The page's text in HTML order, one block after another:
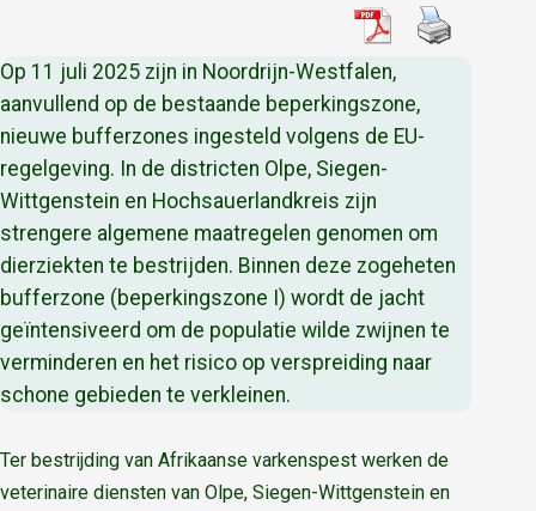
Op 11 juli 2025 zijn in Noordrijn-Westfalen,
aanvullend op de bestaande beperkingszone,
nieuwe bufferzones ingesteld volgens de EU-
regelgeving. In de districten Olpe, Siegen-
Wittgenstein en Hochsauerlandkreis zijn
strengere algemene maatregelen genomen om
dierziekten te bestrijden. Binnen deze zogeheten
bufferzone (beperkingszone I) wordt de jacht
geïntensiveerd om de populatie wilde zwijnen te
verminderen en het risico op verspreiding naar
schone gebieden te verkleinen.
Ter bestrijding van Afrikaanse varkenspest werken de
veterinaire diensten van Olpe, Siegen-Wittgenstein en